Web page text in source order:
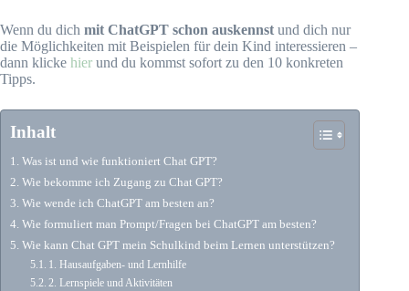
Wenn du dich mit ChatGPT schon auskennst und dich nur
die Möglichkeiten mit Beispielen für dein Kind interessieren –
dann klicke hier und du kommst sofort zu den 10 konkreten
Tipps.
Inhalt
Was ist und wie funktioniert Chat GPT?
Wie bekomme ich Zugang zu Chat GPT?
Wie wende ich ChatGPT am besten an?
Wie formuliert man Prompt/Fragen bei ChatGPT am besten?
Wie kann Chat GPT mein Schulkind beim Lernen unterstützen?
1. Hausaufgaben- und Lernhilfe
2. Lernspiele und Aktivitäten